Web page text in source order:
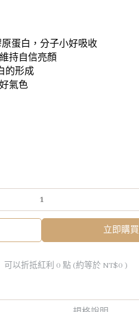
原蛋白，分子小好吸收
持自信亮顏
的形成
氣色
立即購買
可以折抵紅利 0 點 (約等於 NT$0 )